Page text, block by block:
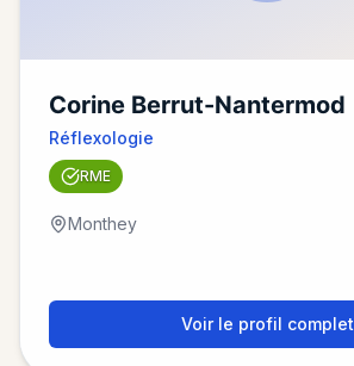
Corine Berrut-Nantermod
Réflexologie
RME
Monthey
Voir le profil complet